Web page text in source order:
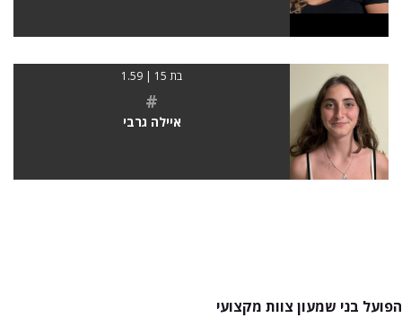
בת 15 | 1.59
#
איילה גרבי
הפועל בני שמעון צוות מקצועי